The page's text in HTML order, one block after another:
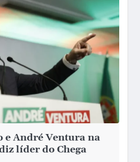
e André Ventura na
líder do Chega